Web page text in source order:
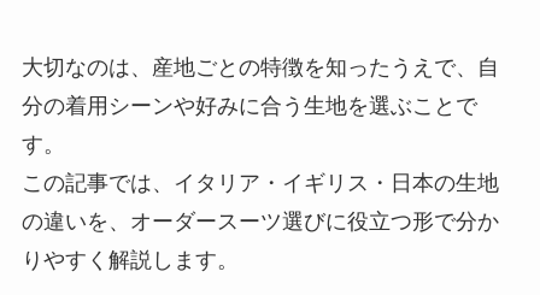
大切なのは、産地ごとの特徴を知ったうえで、自
分の着用シーンや好みに合う生地を選ぶことで
す。
この記事では、イタリア・イギリス・日本の生地
の違いを、オーダースーツ選びに役立つ形で分か
りやすく解説します。